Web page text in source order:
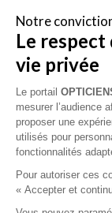
Notre
Le
vie privée
Le portail
mesurer l’audience
proposer une
utilisés pour
fonctionnalités
Pour autoriser ces
« Accepter et